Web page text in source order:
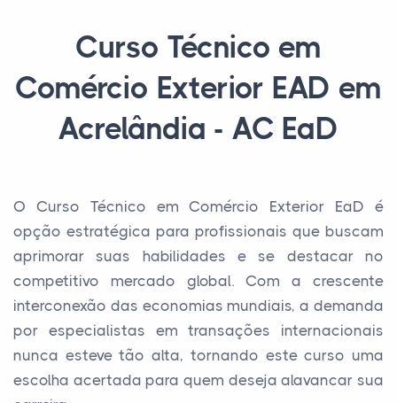
Curso Técnico em
Comércio Exterior EAD em
Acrelândia - AC EaD
O Curso Técnico em Comércio Exterior EaD é
opção estratégica para profissionais que buscam
aprimorar suas habilidades e se destacar no
competitivo mercado global. Com a crescente
interconexão das economias mundiais, a demanda
por especialistas em transações internacionais
nunca esteve tão alta, tornando este curso uma
escolha acertada para quem deseja alavancar sua